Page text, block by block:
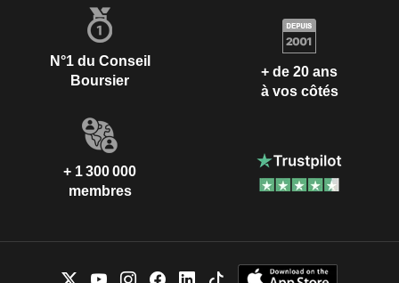
N°1 du Conseil
Boursier
+ de 20 ans
à vos côtés
+ 1 300 000
membres